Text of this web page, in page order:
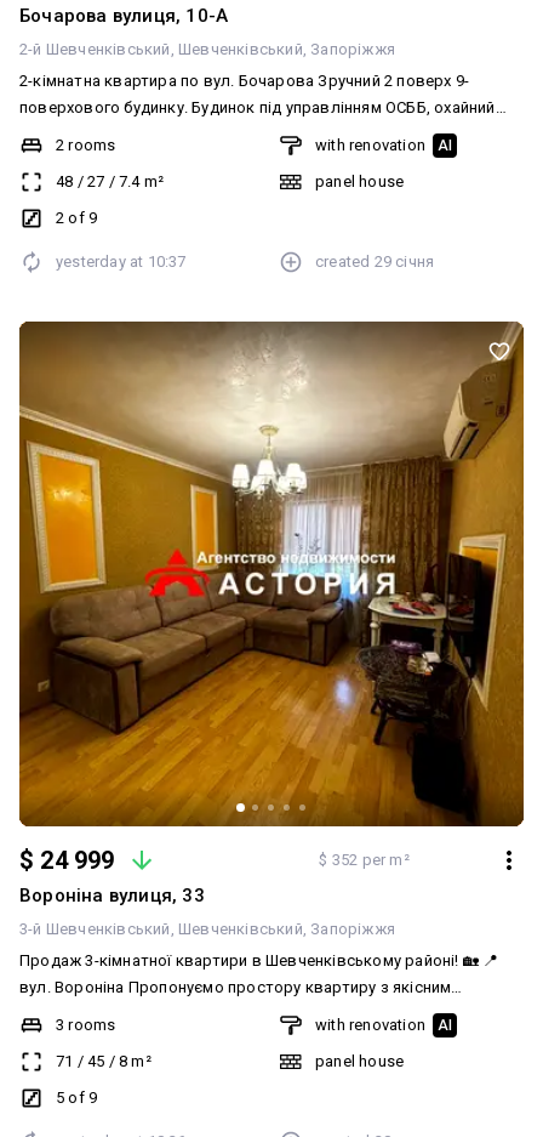
Бочарова вулиця, 10-А
2-й Шевченківський Шевченківський Запоріжжя
2-кімнатна квартира по вул. Бочарова Зручний 2 поверх 9-
поверхового будинку. Будинок під управлінням ОСББ, охайний
під’їзд та доглянута прибудинкова територія. Квартира в
гарному житловому стані: — металопластикові вікна — засклена
лоджія — замінені міжкімнатні двері — роздільний санвузол
Район із розвиненою інфраструктурою: поруч школа, дитячий
відеоогляд.
2 rooms
48 / 27 / 7.4m²
2 of 9
with renovation AI
panel house
yesterday at 10:37 created 29 січня
$ 24 999 $ 352 per m²
Вороніна вулиця, 33
3-й Шевченківський Шевченківський Запоріжжя
Продаж 3-кімнатної квартири в Шевченківському районі! 🏡 📍
вул. Вороніна Пропонуємо простору квартиру з якісним
ремонтом, готову до комфортного проживання. ✅ Усі кімнати
окремі ✅ Між кімнатами розташована велика комора ✅
Встановлені металопластикові вікна ✅ Вбудовані кухонні меблі
✅ Два санвузли: ванна + туалет та душова кабіна + туалет ✅
3 rooms
71 / 45 / 8 m²
5 of 9
with renovation AI
panel house